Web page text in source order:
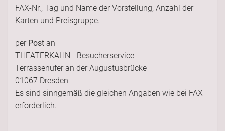
FAX-Nr., Tag und Name der Vorstellung, Anzahl der
Karten und Preisgruppe.
per Post an
THEATERKAHN - Besucherservice
Terrassenufer an der Augustusbrücke
01067 Dresden
Es sind sinngemäß die gleichen Angaben wie bei FAX
erforderlich.